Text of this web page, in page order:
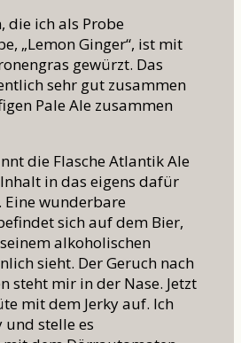
die ich als Probe
„Lemon Ginger“, ist mit
gewürzt. Das
sehr gut zusammen
Pale Ale zusammen
die Flasche Atlantik Ale
in das eigens dafür
Eine wunderbare
sich auf dem Bier,
alkoholischen
sieht. Der Geruch nach
steht mir in der Nase. Jetzt
mit dem Jerky auf. Ich
und stelle es